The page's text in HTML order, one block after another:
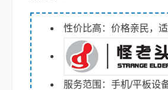
性价比高：价格亲民，
服务范围：手机/平板设